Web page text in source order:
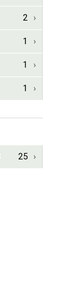
2
1
1
1
25